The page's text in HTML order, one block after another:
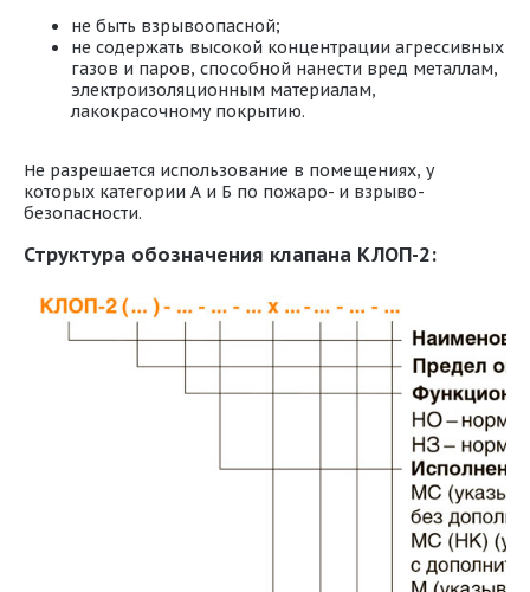
не быть взрывоопасной;
не содержать высокой концентрации агрессивных
газов и паров, способной нанести вред металлам,
электроизоляционным материалам,
лакокрасочному покрытию.
Не разрешается использование в помещениях, у
которых категории А и Б по пожаро- и взрыво-
безопасности.
Структура обозначения клапана КЛОП-2: